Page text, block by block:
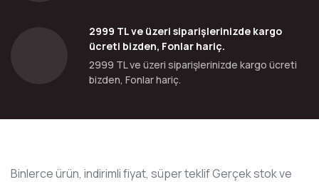
2999 TL ve üzeri siparişlerinizde kargo
ücreti bizden, Fonlar hariç.
2999 TL ve üzeri siparişlerinizde kargo ücreti
bizden, Fonlar hariç.
Binlerce ürün, indirimli fiyat, süper teklif Gerçek stok ve